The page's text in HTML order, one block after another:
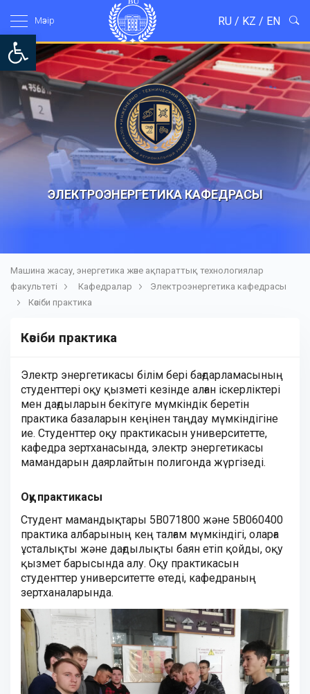
Open toolbar
Мәзір RU / KZ / EN
ЭЛЕКТРОЭНЕРГЕТИКА КАФЕДРАСЫ
Машина жасау, энергетика және ақпараттық технологиялар
факультеті
Кафедралар
Электроэнергетика кафедрасы
Кәсіби практика
Кәсіби практика
Электр энергетикасы білім бері бағдарламасының
студенттері оқу қызметі кезінде алған іскерліктері
мен дағдыларын бекітуге мүмкіндік беретін
практика базаларын кеңінен таңдау мүмкіндігіне
ие. Студенттер оқу практикасын университетте,
кафедра зертханасында, электр энергетикасы
мамандарын даярлайтын полигонда жүргізеді.
Оқу практикасы
Студент мамандықтары 5В071800 және 5В060400
практика албарының кең талғам мүмкіндігі, оларға
ұсталықты және дағдылықты баян етіп қойды, оқу
қызмет барысында алу. Оқу практикасын
студенттер университетте өтеді, кафедраның
зертханаларында.